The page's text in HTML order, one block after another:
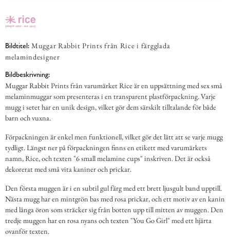
Bildtitel: Muggar Rabbit Prints från Rice i färgglada
melamindesigner
Bildbeskrivning:
Muggar Rabbit Prints från varumärket Rice är en uppsättning med sex små
melaminmuggar som presenteras i en transparent plastförpackning. Varje
mugg i setet har en unik design, vilket gör dem särskilt tilltalande för både
barn och vuxna.
Förpackningen är enkel men funktionell, vilket gör det lätt att se varje mugg
tydligt. Längst ner på förpackningen finns en etikett med varumärkets
namn, Rice, och texten "6 small melamine cups" inskriven. Det är också
dekorerat med små vita kaniner och prickar.
Den första muggen är i en subtil gul färg med ett brett ljusgult band upptill.
Nästa mugg har en mintgrön bas med rosa prickar, och ett motiv av en kanin
med långa öron som sträcker sig från botten upp till mitten av muggen. Den
tredje muggen har en rosa nyans och texten "You Go Girl" med ett hjärta
ovanför texten.